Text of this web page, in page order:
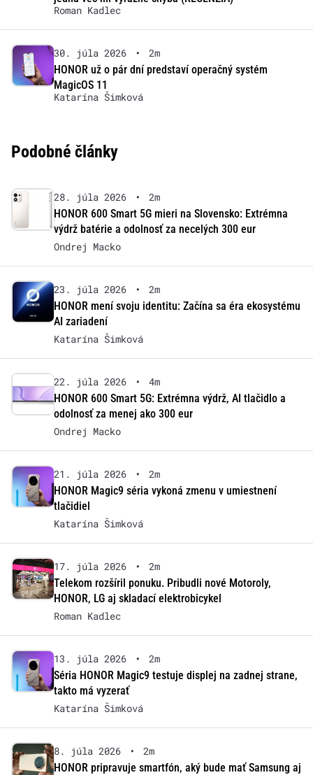
Roman Kadlec
30. júla 2026 •
2m
HONOR už o pár dní predstaví operačný systém
MagicOS 11
Katarína Šimková
Podobné články
28. júla 2026 •
2m
HONOR 600 Smart 5G mieri na Slovensko: Extrémna
výdrž batérie a odolnosť za necelých 300 eur
Ondrej Macko
23. júla 2026 •
2m
HONOR mení svoju identitu: Začína sa éra ekosystému
AI zariadení
Katarína Šimková
22. júla 2026 •
4m
HONOR 600 Smart 5G: Extrémna výdrž, AI tlačidlo a
odolnosť za menej ako 300 eur
Ondrej Macko
21. júla 2026 •
2m
HONOR Magic9 séria vykoná zmenu v umiestnení
tlačidiel
Katarína Šimková
17. júla 2026 •
2m
Telekom rozšíril ponuku. Pribudli nové Motoroly,
HONOR, LG aj skladací elektrobicykel
Roman Kadlec
13. júla 2026 •
2m
Séria HONOR Magic9 testuje displej na zadnej strane,
takto má vyzerať
Katarína Šimková
8. júla 2026 •
2m
HONOR pripravuje smartfón, aký bude mať Samsung aj